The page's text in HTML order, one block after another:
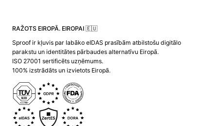
RAŽOTS EIROPĀ. EIROPAI 🇪🇺
Sproof ir kļuvis par labāko eIDAS prasībām atbilstošu digitālo
parakstu un identitātes pārbaudes alternatīvu Eiropā.
ISO 27001 sertificēts uzņēmums.
100% izstrādāts un izvietots Eiropā.